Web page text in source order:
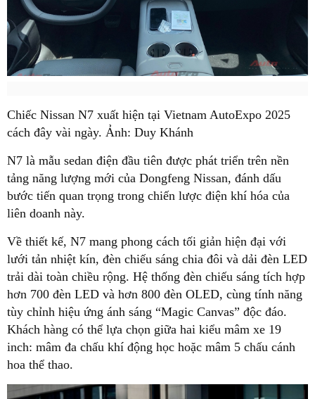
Chiếc Nissan N7 xuất hiện tại Vietnam AutoExpo 2025
cách đây vài ngày. Ảnh: Duy Khánh
N7 là mẫu sedan điện đầu tiên được phát triển trên nền
tảng năng lượng mới của Dongfeng Nissan, đánh dấu
bước tiến quan trọng trong chiến lược điện khí hóa của
liên doanh này.
Về thiết kế, N7 mang phong cách tối giản hiện đại với
lưới tản nhiệt kín, đèn chiếu sáng chia đôi và dải đèn LED
trải dài toàn chiều rộng. Hệ thống đèn chiếu sáng tích hợp
hơn 700 đèn LED và hơn 800 đèn OLED, cùng tính năng
tùy chỉnh hiệu ứng ánh sáng “Magic Canvas” độc đáo.
Khách hàng có thể lựa chọn giữa hai kiểu mâm xe 19
inch: mâm đa chấu khí động học hoặc mâm 5 chấu cánh
hoa thể thao.